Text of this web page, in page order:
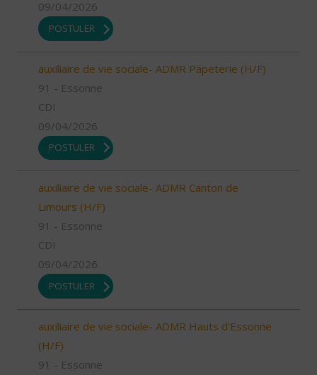
09/04/2026
POSTULER
auxiliaire de vie sociale- ADMR Papeterie (H/F)
91 - Essonne
CDI
09/04/2026
POSTULER
auxiliaire de vie sociale- ADMR Canton de
Limours (H/F)
91 - Essonne
CDI
09/04/2026
POSTULER
auxiliaire de vie sociale- ADMR Hauts d'Essonne
(H/F)
91 - Essonne